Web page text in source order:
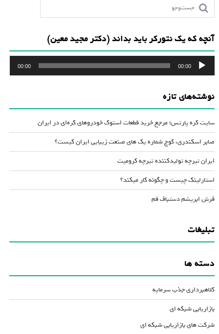
آنچه که یک نتورکر باید بداند (دکتر مجید معین)
پخش‌کننده
صوت
00:00
00:00
نوشته‌های تازه
سایت کره پارتس؛ مرجع خرید قطعات استوک خودروهای کره‌ای در ایران
صابر اسکندری، کوچ شماره یک های صنعت زیبایی ایران کیست؟
ایران تیرچه تولیدکننده تیرچه کرومیت
استارلینک چیست و چگونه کار میکند؟
فرش ابریشم دستباف قم
تبلیغات
دسته ها
کلاهبرداری جذب سرمایه
بازاریابی شبکه ای
شرکت های بازاریابی شبکه ای